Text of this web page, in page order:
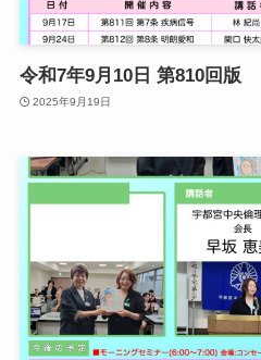
令和7年9月10日 第810回版
2025年9月19日